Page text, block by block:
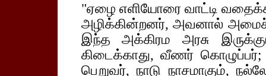
"ஏழை எளியோரை வாட்டி
அழிக்கின்றனர், அவனால்
இந்த அக்கிரம அரசு
கிடைக்காது, வீணர் கொழுப்பர்;
பெறுவர், நாடு நாசமாகும்,